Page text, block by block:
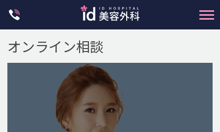
オンライン相談